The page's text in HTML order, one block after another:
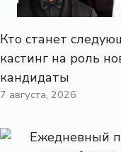
Кто станет
кастинг на роль
кандидаты
7 августа, 2026